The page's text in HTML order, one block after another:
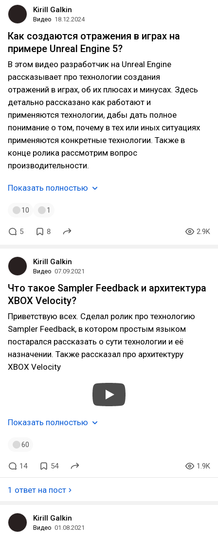
для "бесплатного" увеличения fps, по итогу из доп
опции превратилась в обязательную, без которой
только на топах. А на максимальных настройках и
на них без DLSS 60 кадров не всегда есть.
Kirill Galkin
Видео 18.12.2024
Как создаются отражения в играх на
примере Unreal Engine 5?
В этом видео разработчик на Unreal Engine
рассказывает про технологии создания
отражений в играх, об их плюсах и минусах. Здесь
детально рассказано как работают и
применяются технологии, дабы дать полное
понимание о том, почему в тех или иных ситуациях
применяются конкретные технологии. Также в
конце ролика рассмотрим вопрос
производительности.
Показать полностью
10 1
5 8 2.9K
Kirill Galkin
Видео 07.09.2021
Что такое Sampler Feedback и архитектура
XBOX Velocity?
Приветствую всех. Сделал ролик про технологию
Sampler Feedback, в котором простым языком
постарался рассказать о сути технологии и её
назначении. Также рассказал про архитектуру
XBOX Velocity
Показать полностью
60
14 54 1.9K
1 ответ на пост
Kirill Galkin
Видео 01.08.2021